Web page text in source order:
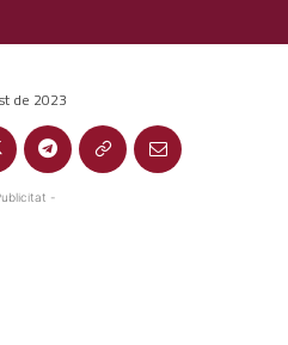
de 2023
-